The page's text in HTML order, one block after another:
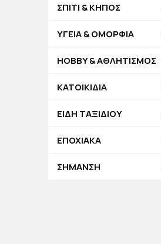
ΣΠΙΤΙ & ΚΗΠΟΣ
ΥΓΕΙΑ & ΟΜΟΡΦΙΑ
HOBBY & ΑΘΛΗΤΙΣΜΟΣ
ΚΑΤΟΙΚΙΔΙΑ
ΕΙΔΗ ΤΑΞΙΔΙΟΥ
ΕΠΟΧΙΑΚΑ
ΣΗΜΑΝΣΗ